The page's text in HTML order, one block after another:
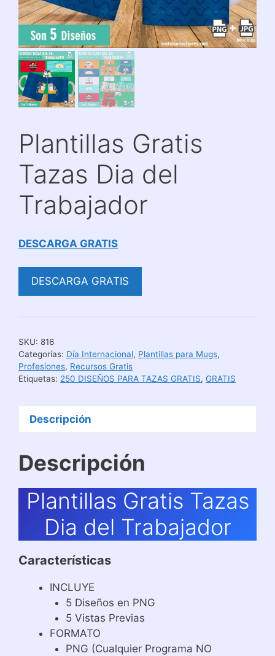
Plantillas Gratis
Tazas Dia del
Trabajador
DESCARGA GRATIS
DESCARGA GRATIS
SKU: 816
Categorías: Día Internacional, Plantillas para Mugs,
Profesiones, Recursos Gratis
Etiquetas: 250 DISEÑOS PARA TAZAS GRATIS, GRATIS
Descripción
Descripción
Plantillas Gratis Tazas
Dia del Trabajador
Características
INCLUYE
5 Diseños en PNG
5 Vistas Previas
FORMATO
PNG (Cualquier Programa NO